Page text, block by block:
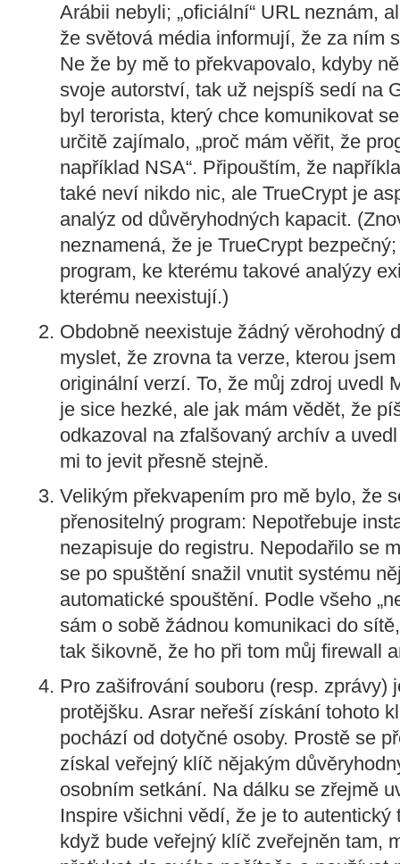
Arábii nebyli; „oficiální“ URL neznám,
že světová média informují, že za ním
Ne že by mě to překvapovalo, kdyby
svoje autorství, tak už nejspíš sedí na
byl terorista, který chce komunikovat
určitě zajímalo, „proč mám věřit, že
například NSA“. Připouštím, že
také neví nikdo nic, ale TrueCrypt je
analýz od důvěryhodných kapacit.
neznamená, že je TrueCrypt
program, ke kterému takové analýzy
kterému neexistují.)
Obdobně neexistuje žádný věrohodný
myslet, že zrovna ta verze, kterou
originální verzí. To, že můj zdroj uvedl
je sice hezké, ale jak mám vědět, že
odkazoval na zfalšovaný archív a
mi to jevit přesně stejně.
Velikým překvapením pro mě bylo, že
přenositelný program: Nepotřebuje
nezapisuje do registru. Nepodařilo se
se po spuštění snažil vnutit systému
automatické spouštění. Podle všeho
sám o sobě žádnou komunikaci do
tak šikovně, že ho při tom můj firewall
Pro zašifrování souboru (resp. zprávy)
protějšku. Asrar neřeší získání tohoto
pochází od dotyčné osoby. Prostě se
získal veřejný klíč nějakým
osobním setkání. Na dálku se zřejmě
Inspire všichni vědí, že je to
když bude veřejný klíč zveřejněn tam,